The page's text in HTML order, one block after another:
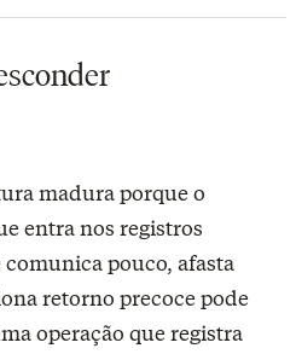
madura porque o
entra nos registros
pouco, afasta
retorno precoce pode
operação que registra